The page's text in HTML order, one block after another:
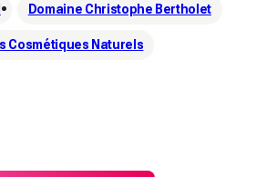
Domaine Christophe Bertholet
Cosmétiques Naturels